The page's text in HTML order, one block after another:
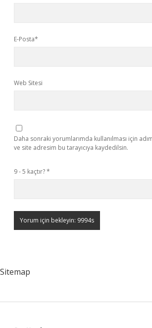
E-Posta*
Web Sitesi
Daha sonraki yorumlarımda kullanılması için
ve site adresim bu tarayıcıya kaydedilsin.
9 - 5 kaçtır?*
Sitemap